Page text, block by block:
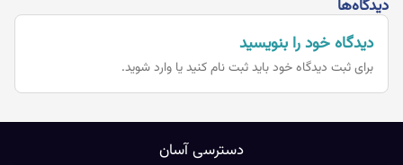
دیدگاه‌ها
دیدگاه خود را بنویسید
برای ثبت دیدگاه خود بایدثبت نام کنید یا وارد شوید.
دسترسی آسان